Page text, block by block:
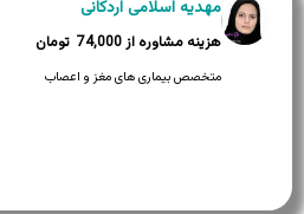
مهدیه اسلامی اردکانی
74,000
متخصص بیماری های مغز و اعصاب